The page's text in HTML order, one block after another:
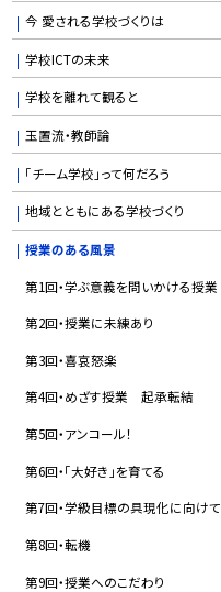
今 愛される学校づくりは
学校ICTの未来
学校を離れて観ると
玉置流・教師論
「チーム学校」って何だろう
地域とともにある学校づくり
授業のある風景
第1回・学ぶ意義を問いかける授業
第2回・授業に未練あり
第3回・喜哀怒楽
第4回・めざす授業 起承転結
第5回・アンコール！
第6回・「大好き」を育てる
第7回・学級目標の具現化に向けて
第8回・転機
第9回・授業へのこだわり